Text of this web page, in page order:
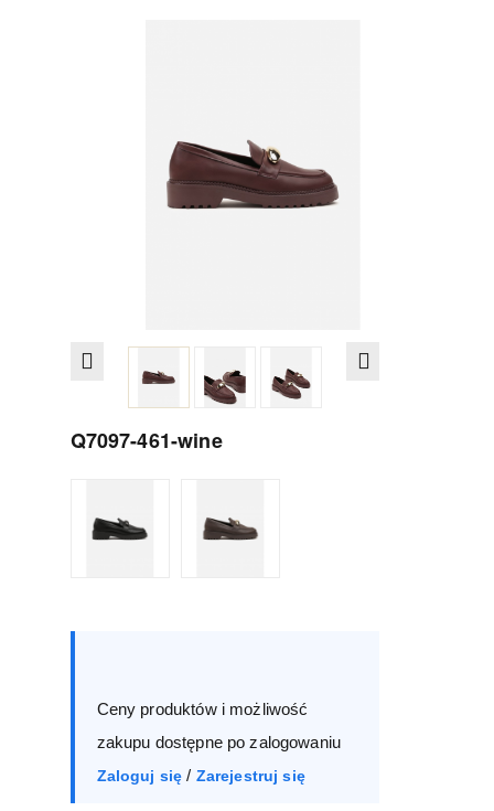
Q7097-461-wine
39
40 41
Ceny produktów i możliwość
zakupu dostępne po zalogowaniu
Zaloguj się / Zarejestruj się